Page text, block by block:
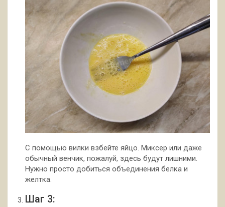
С помощью вилки взбейте яйцо. Миксер или даже
обычный венчик, пожалуй, здесь будут лишними.
Нужно просто добиться объединения белка и
желтка.
Шаг 3: